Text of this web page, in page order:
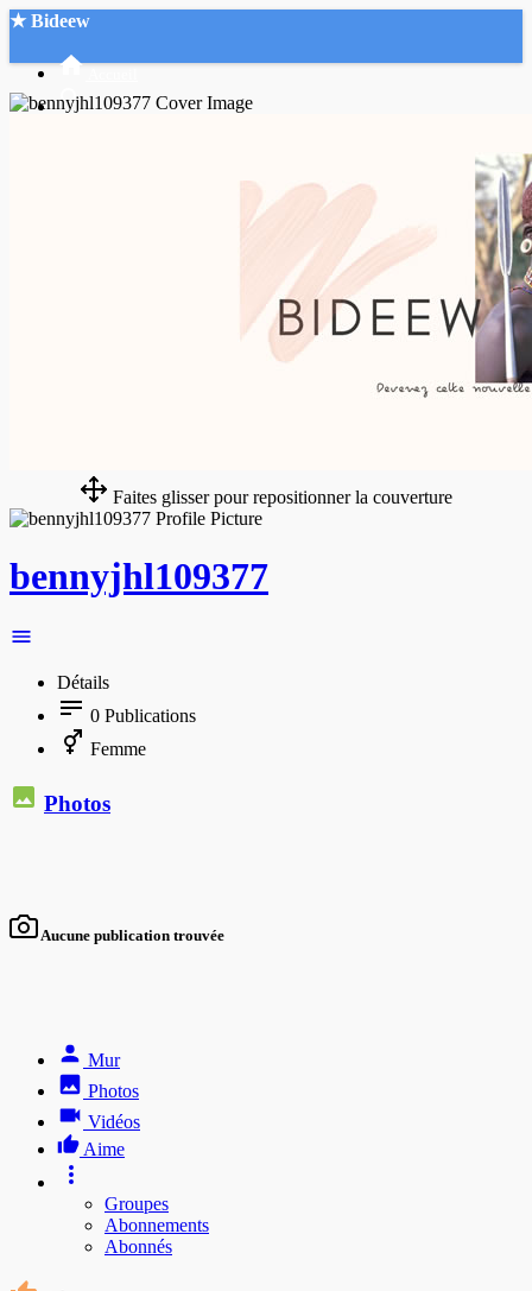
★ Bideew
Faites glisser pour repositionner la couverture
bennyjhl109377
Détails
0 Publications
Femme
Photos
Aucune publication trouvée
Mur
Photos
Vidéos
Aime
Groupes
Abonnements
Abonnés